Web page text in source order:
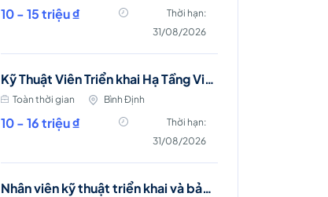
10 - 15 triệu ₫
Thời hạn:
31/08/2026
Kỹ Thuật Viên Triển khai Hạ Tầng Viễn thông (Phù Mỹ, Phù Cát, Hoài Nhơn)
Toàn thời gian Bình Định
10 - 16 triệu ₫
Thời hạn:
31/08/2026
Nhân viên kỹ thuật triển khai và bảo trì mạng viễn thông (Phù Mỹ, Phù Cát, Hoài Nhơn)